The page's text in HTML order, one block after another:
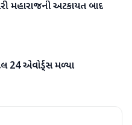
મહારાજની અટકાયત બાદ
24 એવોર્ડ્સ મળ્યા